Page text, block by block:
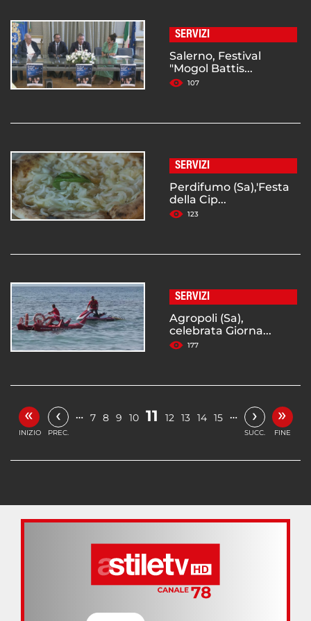
SERVIZI
Salerno, Festival
"Mogol Battis...
107
SERVIZI
Perdifumo (Sa),'Festa
della Cip...
123
SERVIZI
Agropoli (Sa),
celebrata Giorna...
177
«
INIZIO
‹
PREC.
… 7 8 9 10 11 12 13 14 15 … ›
SUCC.
»
FINE